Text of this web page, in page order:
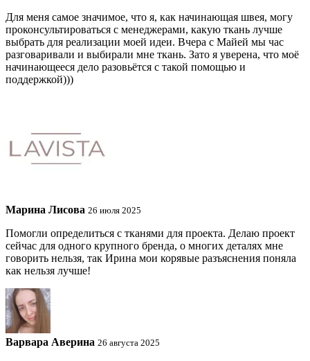
Для меня самое значимое, что я, как начинающая швея, могу
проконсультироваться с менеджерами, какую ткань лучше
выбрать для реализации моей идеи. Вчера с Майей мы час
разговаривали и выбирали мне ткань. Зато я уверена, что моё
начинающееся дело разовьётся с такой помощью и
поддержкой)))
Марина Лисова 26 июля 2025
Помогли определиться с тканями для проекта. Делаю проект
сейчас для одного крупного бренда, о многих деталях мне
говорить нельзя, так Ирина мои корявые разъяснения поняла
как нельзя лучше!
Варвара Аверина 26 августа 2025